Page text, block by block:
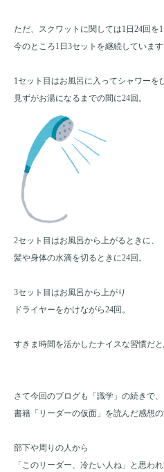
ただ、スクワットに関しては1日24回を
今のところ1日3セットを継続しています
1セット目はお風呂に入ってシャワーを
見ずがお湯になるまでの間に24回。
2セット目はお風呂から上がるときに、
髪や身体の水滴を切るときに24回。
3セット目はお風呂から上がり
ドライヤーをかけながら24回。
すきま時間を活かしたナイスな習慣だ
さて今回のブログも「識学」の続きで、
書籍「リーダーの仮面」を読んだ感想の
部下や周りの人から
「このリーダー、冷たい人ね」と思わ